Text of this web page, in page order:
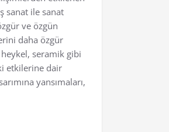
sanat ile sanat
ve özgün
daha özgür
heykel, seramik gibi
etkilerine dair
yansımaları,